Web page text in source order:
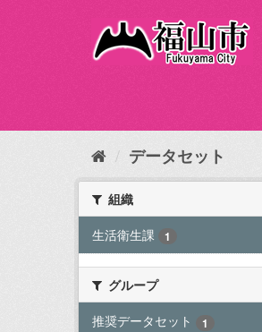
内
データセット
組織
生活衛生課
1
グループ
推奨データセット
1